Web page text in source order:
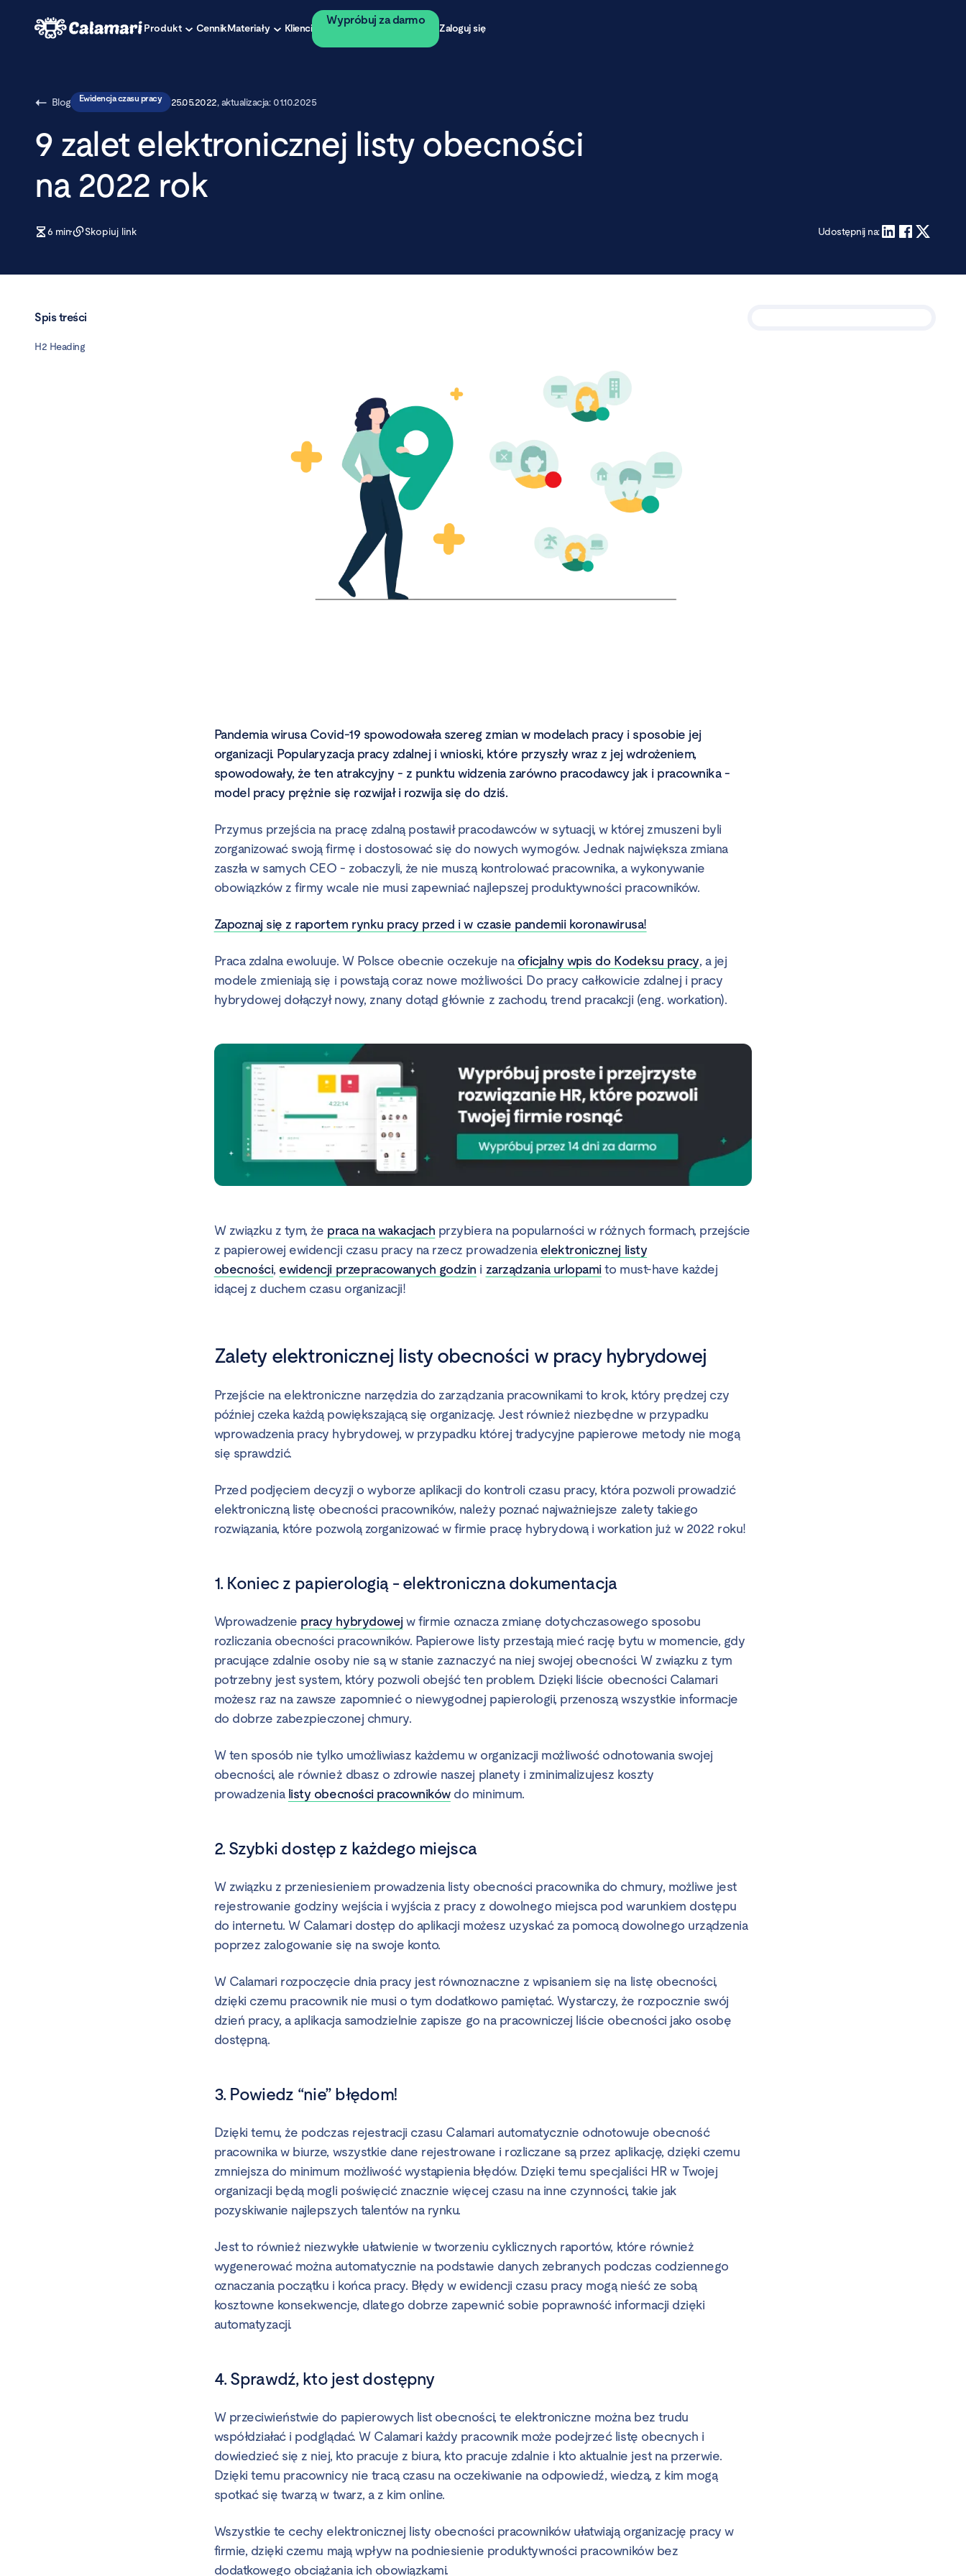
Produkt CennikMateriały Klienci
Wypróbuj za darmo
Zaloguj się
Blog Ewidencja czasu pracy 25.05.2022, aktualizacja: 01.10.2025
9 zalet elektronicznej listy obecności
na 2022 rok
6 min Skopiuj link Udostępnij na:
Spis treści
H2 Heading
Pandemia wirusa Covid-19 spowodowała szereg zmian w modelach pracy i sposobie jej
organizacji. Popularyzacja pracy zdalnej i wnioski, które przyszły wraz z jej wdrożeniem,
spowodowały, że ten atrakcyjny - z punktu widzenia zarówno pracodawcy jak i pracownika -
model pracy prężnie się rozwijał i rozwija się do dziś.
Przymus przejścia na pracę zdalną postawił pracodawców w sytuacji, w której zmuszeni byli
zorganizować swoją firmę i dostosować się do nowych wymogów. Jednak największa zmiana
zaszła w samych CEO - zobaczyli, że nie muszą kontrolować pracownika, a wykonywanie
obowiązków z firmy wcale nie musi zapewniać najlepszej produktywności pracowników.
Zapoznaj się z raportem rynku pracy przed i w czasie pandemii koronawirusa!
Praca zdalna ewoluuje. W Polsce obecnie oczekuje na oficjalny wpis do Kodeksu pracy, a jej
modele zmieniają się i powstają coraz nowe możliwości. Do pracy całkowicie zdalnej i pracy
hybrydowej dołączył nowy, znany dotąd głównie z zachodu, trend pracakcji (eng. workation).
W związku z tym, że praca na wakacjach przybiera na popularności w różnych formach, przejście
z papierowej ewidencji czasu pracy na rzecz prowadzenia elektronicznej listy
obecności, ewidencji przepracowanych godzin i zarządzania urlopamito must-have każdej
idącej z duchem czasu organizacji!
Zalety elektronicznej listy obecności w pracy hybrydowej
Przejście na elektroniczne narzędzia do zarządzania pracownikami to krok, który prędzej czy
później czeka każdą powiększającą się organizację. Jest również niezbędne w przypadku
wprowadzenia pracy hybrydowej, w przypadku której tradycyjne papierowe metody nie mogą
się sprawdzić.
Przed podjęciem decyzji o wyborze aplikacji do kontroli czasu pracy, która pozwoli prowadzić
elektroniczną listę obecności pracowników, należy poznać najważniejsze zalety takiego
rozwiązania, które pozwolą zorganizować w firmie pracę hybrydową i workation już w 2022 roku!
1. Koniec z papierologią - elektroniczna dokumentacja
Wprowadzenie pracy hybrydowejw firmie oznacza zmianę dotychczasowego sposobu
rozliczania obecności pracowników. Papierowe listy przestają mieć rację bytu w momencie, gdy
pracujące zdalnie osoby nie są w stanie zaznaczyć na niej swojej obecności. W związku z tym
potrzebny jest system, który pozwoli obejść ten problem. Dzięki liście obecności Calamari
możesz raz na zawsze zapomnieć o niewygodnej papierologii, przenoszą wszystkie informacje
do dobrze zabezpieczonej chmury.
W ten sposób nie tylko umożliwiasz każdemu w organizacji możliwość odnotowania swojej
obecności, ale również dbasz o zdrowie naszej planety i zminimalizujesz koszty
prowadzenia listy obecności pracownikówdo minimum.
2. Szybki dostęp z każdego miejsca
W związku z przeniesieniem prowadzenia listy obecności pracownika do chmury, możliwe jest
rejestrowanie godziny wejścia i wyjścia z pracy z dowolnego miejsca pod warunkiem dostępu
do internetu. W Calamari dostęp do aplikacji możesz uzyskać za pomocą dowolnego urządzenia
poprzez zalogowanie się na swoje konto.
W Calamari rozpoczęcie dnia pracy jest równoznaczne z wpisaniem się na listę obecności,
dzięki czemu pracownik nie musi o tym dodatkowo pamiętać. Wystarczy, że rozpocznie swój
dzień pracy, a aplikacja samodzielnie zapisze go na pracowniczej liście obecności jako osobę
dostępną.
3. Powiedz “nie” błędom!
Dzięki temu, że podczas rejestracji czasu Calamari automatycznie odnotowuje obecność
pracownika w biurze, wszystkie dane rejestrowane i rozliczane są przez aplikację, dzięki czemu
zmniejsza do minimum możliwość wystąpienia błędów. Dzięki temu specjaliści HR w Twojej
organizacji będą mogli poświęcić znacznie więcej czasu na inne czynności, takie jak
pozyskiwanie najlepszych talentów na rynku.
Jest to również niezwykłe ułatwienie w tworzeniu cyklicznych raportów, które również
wygenerować można automatycznie na podstawie danych zebranych podczas codziennego
oznaczania początku i końca pracy. Błędy w ewidencji czasu pracy mogą nieść ze sobą
kosztowne konsekwencje, dlatego dobrze zapewnić sobie poprawność informacji dzięki
automatyzacji.
4. Sprawdź, kto jest dostępny
W przeciwieństwie do papierowych list obecności, te elektroniczne można bez trudu
współdziałać i podglądać. W Calamari każdy pracownik może podejrzeć listę obecnych i
dowiedzieć się z niej, kto pracuje z biura, kto pracuje zdalnie i kto aktualnie jest na przerwie.
Dzięki temu pracownicy nie tracą czasu na oczekiwanie na odpowiedź, wiedzą, z kim mogą
spotkać się twarzą w twarz, a z kim online.
Wszystkie te cechy elektronicznej listy obecności pracowników ułatwiają organizację pracy w
firmie, dzięki czemu mają wpływ na podniesienie produktywności pracowników bez
dodatkowego obciążania ich obowiązkami.